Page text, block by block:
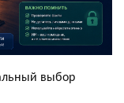
выбор